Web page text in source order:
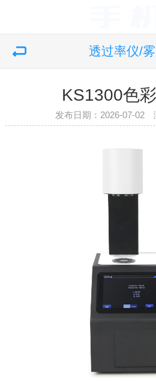
透过率仪/
KS1300色
发布日期：2026-07-02